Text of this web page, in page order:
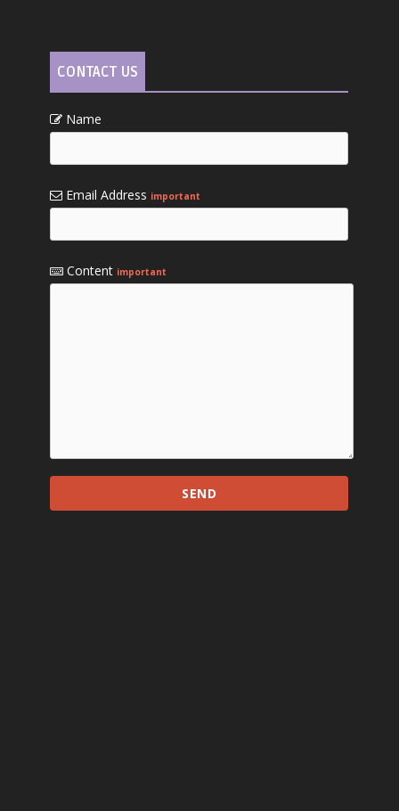
CONTACT US
Name
Email Address important
Content important